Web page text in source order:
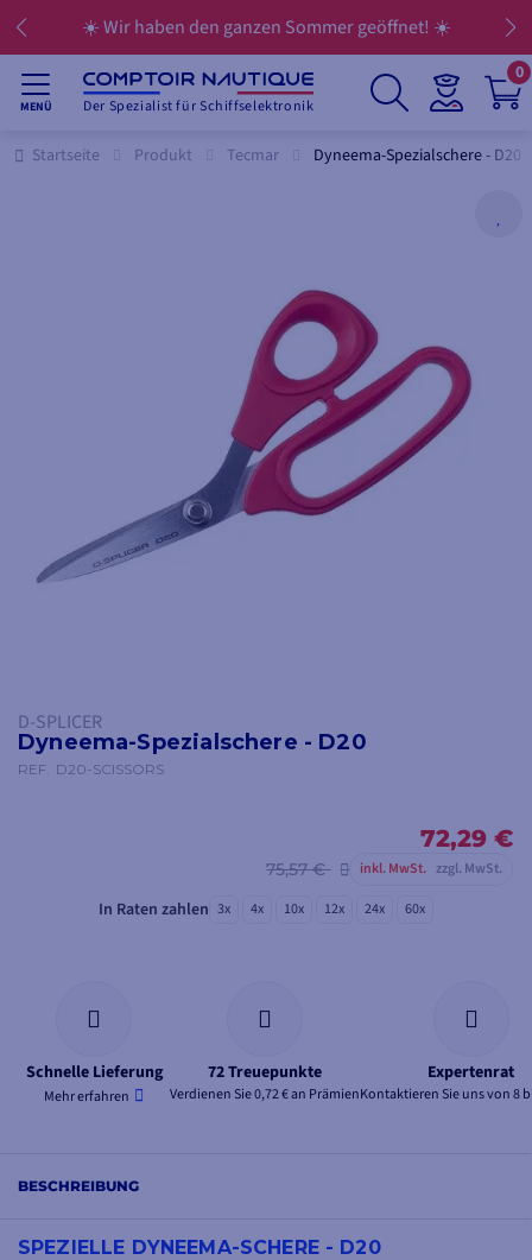
☀️ Wir haben den ganzen Sommer geöffnet! ☀️
MENÜ Der Spezialist für Schiffselektronik
0
Startseite Produkt Tecmar Dyneema-Spezialschere - D20
D-SPLICER
Dyneema-Spezialschere - D20
REF. D20-SCISSORS
72,29 €
75,57 € inkl. MwSt. zzgl. MwSt.
In Raten zahlen 3x 4x 10x 12x 24x 60x
Schnelle Lieferung
Mehr erfahren
72 Treuepunkte
Verdienen Sie 0,72 € an Prämien
Expertenrat
Kontaktieren Sie uns von 8
BESCHREIBUNG
SPEZIELLE DYNEEMA-SCHERE - D20